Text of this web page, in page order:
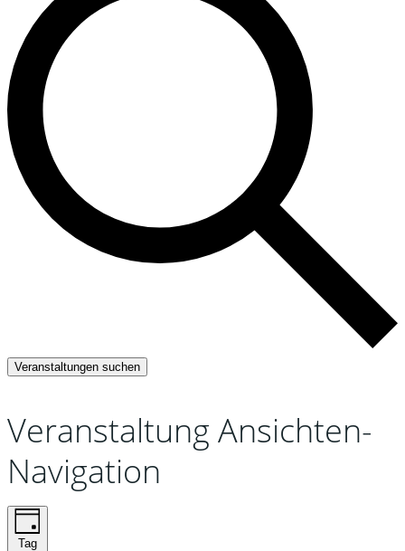
Veranstaltungen suchen
Veranstaltung Ansichten-
Navigation
Tag